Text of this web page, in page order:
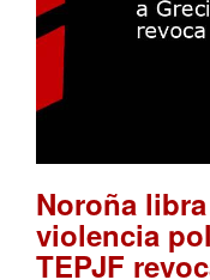
Noroña
violencia
TEPJF